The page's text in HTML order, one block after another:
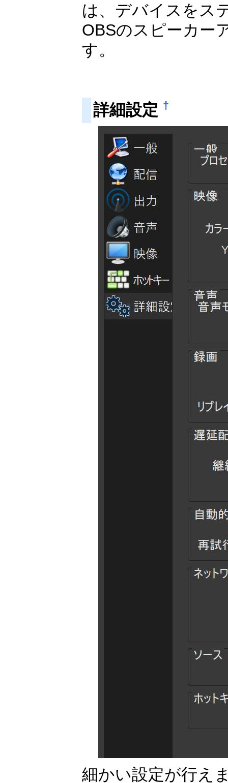
は、デバイスをス
OBSのスピーカー
す。
詳細設定 †
細かい設定が行え